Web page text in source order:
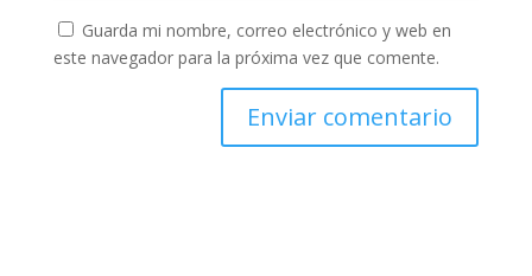
Guarda mi nombre, correo electrónico y web en
este navegador para la próxima vez que comente.